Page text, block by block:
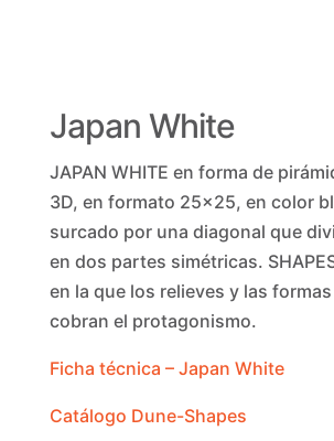
Japan White
JAPAN WHITE en forma de
3D, en formato 25×25, en color
surcado por una diagonal que
en dos partes simétricas.
en la que los relieves y las
cobran el protagonismo.
Ficha técnica – Japan White
Catálogo Dune-Shapes